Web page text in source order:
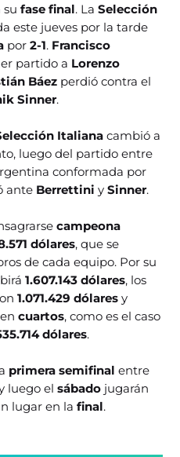
sufase final. LaSelección
este jueves por la tarde
por2-1. Francisco
partido a Lorenzo
Báez perdió contra el
Sinner.
Italianacambió a
luego del partido entre
conformada por
ante BerrettiniySinner.
campeona
dólares, que se
de cada equipo. Por su
1.607.143 dólares, los
1.071.429 dólaresy
encuartos, como es el caso
dólares.
primera semifinalentre
luego elsábado jugarán
lugar en lafinal.